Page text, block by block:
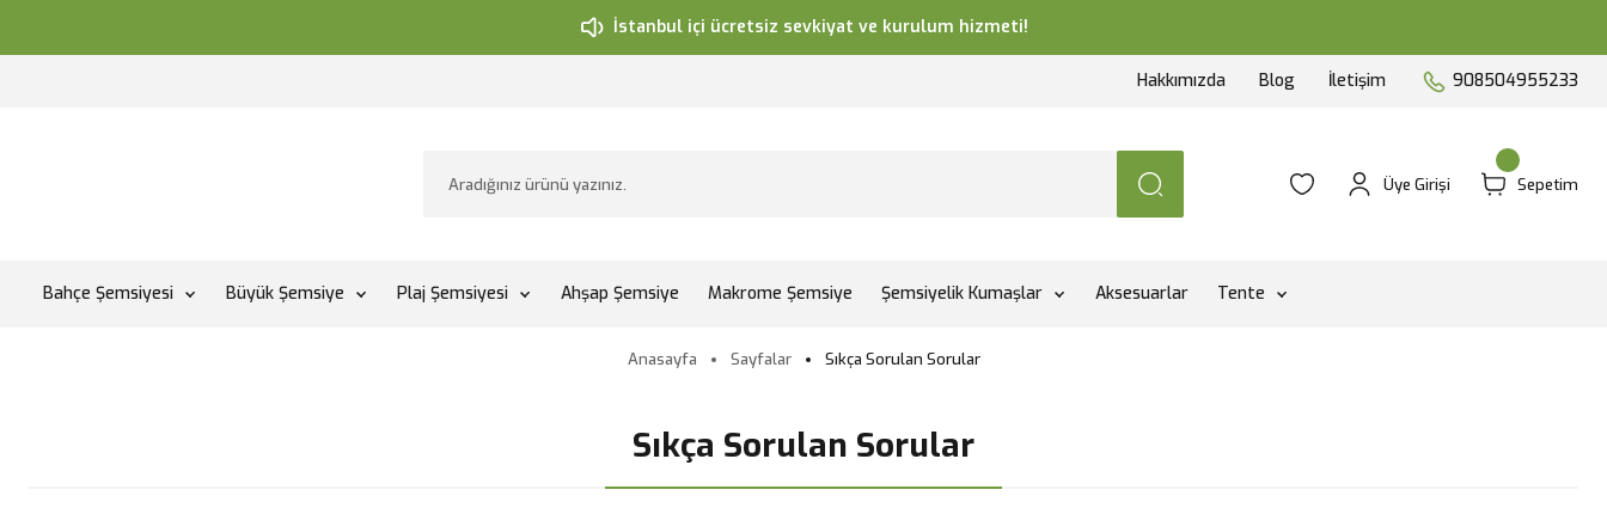
İstanbul içi ücretsiz sevkiyat ve kurulum hizmeti!
Hakkımızda Blog İletişim 908504955233
Üye Girişi Sepetim
Bahçe Şemsiyesi Büyük Şemsiye Plaj Şemsiyesi Ahşap Şemsiye Makrome Şemsiye Şemsiyelik Kumaşlar Aksesuarlar Tente
Anasayfa Sayfalar Sıkça Sorulan Sorular
Sıkça Sorulan Sorular